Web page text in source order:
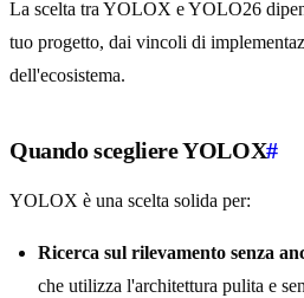
La scelta tra YOLOX e YOLO26
tuo progetto, dai vincoli di
dell'ecosistema.
Quando scegliere YOLOX#
YOLOX è una scelta solida per:
Ricerca sul rilevamento senza
che utilizza l'architettura pulita e